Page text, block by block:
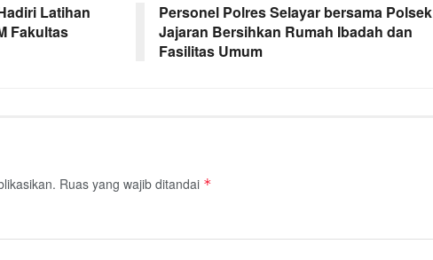
Latihan
Fakultas
Personel Polres Selayar bersama Polsek
Jajaran Bersihkan Rumah Ibadah dan
Fasilitas Umum
Ruas yang wajib ditandai *